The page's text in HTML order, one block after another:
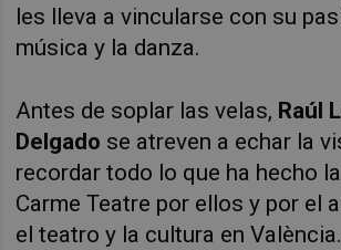
les lleva a vincularse con su
música y la danza.
Antes de soplar las velas, Raúl
Delgado se atreven a echar la
recordar todo lo que ha hecho
Carme Teatre por ellos y por el
el teatro y la cultura en